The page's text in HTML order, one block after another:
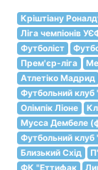
Кріштіану
Ліга чемпіонів
Футболіст
Прем'єр-ліга
Атлетіко Мадрид
Футбольний клуб
Олімпік Ліоне
Мусса Дембеле
Футбольний клуб
Близький Схід
ФК "Еттифак